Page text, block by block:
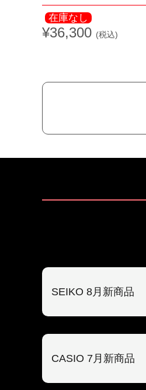
在庫なし
¥36,300 (税込)
SEIKO 8月新商品
CASIO 7月新商品